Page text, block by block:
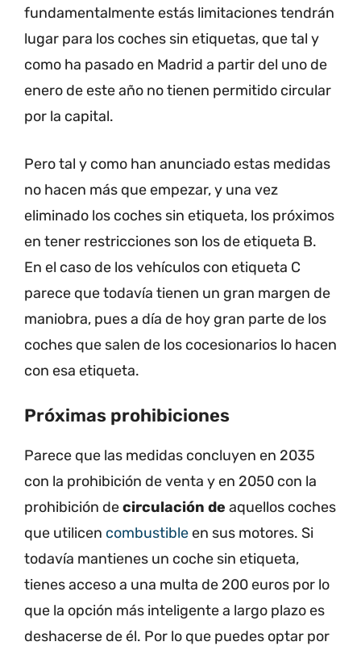
fundamentalmente estás limitaciones tendrán
lugar para los coches sin etiquetas, que tal y
como ha pasado en Madrid a partir del uno de
enero de este año no tienen permitido circular
por la capital.
Pero tal y como han anunciado estas medidas
no hacen más que empezar, y una vez
eliminado los coches sin etiqueta, los próximos
en tener restricciones son los de etiqueta B.
En el caso de los vehículos con etiqueta C
parece que todavía tienen un gran margen de
maniobra, pues a día de hoy gran parte de los
coches que salen de los cocesionarios lo hacen
con esa etiqueta.
Próximas prohibiciones
Parece que las medidas concluyen en 2035
con la prohibición de venta y en 2050 con la
prohibición decirculación de aquellos coches
que utilicen combustibleen sus motores. Si
todavía mantienes un coche sin etiqueta,
tienes acceso a una multa de 200 euros por lo
que la opción más inteligente a largo plazo es
deshacerse de él. Por lo que puedes optar por